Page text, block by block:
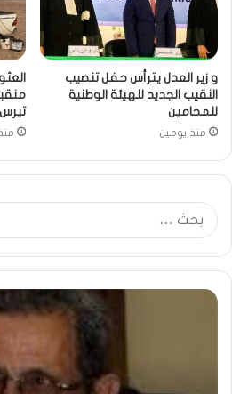
و زير العدل يترأس حفل تنصيب
النقيب الجديد للهيئة الوطنية
للمحامين
منذ يومين
تيرس
ومضة